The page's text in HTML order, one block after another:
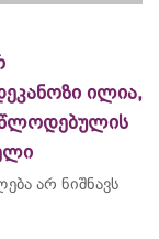
ილია,
არ ნიშნავს